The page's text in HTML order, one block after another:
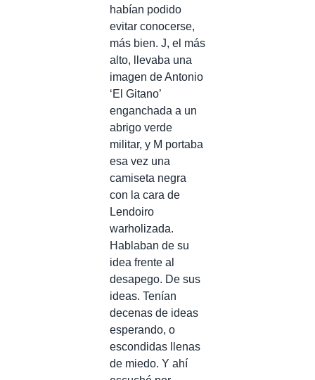
habían podido
evitar conocerse,
más bien. J, el más
alto, llevaba una
imagen de Antonio
‘El Gitano’
enganchada a un
abrigo verde
militar, y M portaba
esa vez una
camiseta negra
con la cara de
Lendoiro
warholizada.
Hablaban de su
idea frente al
desapego. De sus
ideas. Tenían
decenas de ideas
esperando, o
escondidas llenas
de miedo. Y ahí